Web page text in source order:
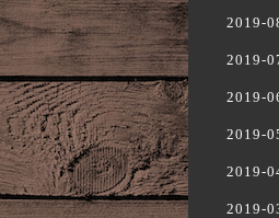
2019-
2019-
2019-
2019-
2019-
2019-